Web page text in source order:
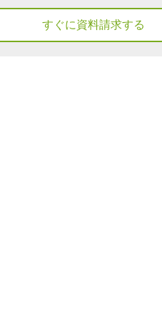
すぐに資料請求する